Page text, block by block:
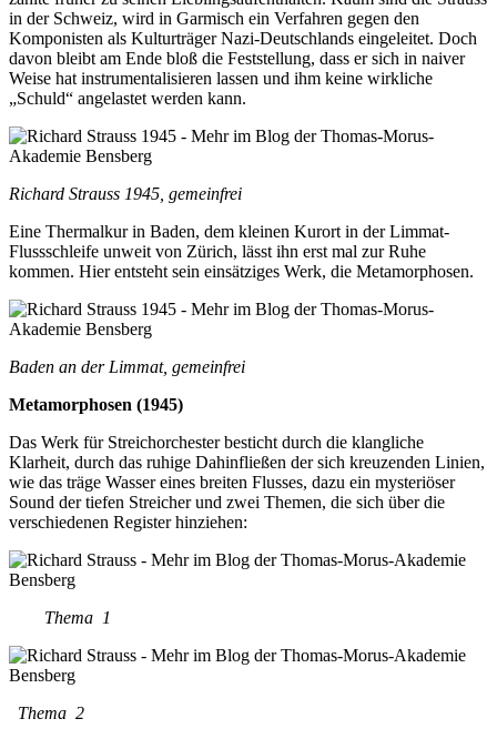
in der Schweiz, wird in Garmisch ein Verfahren gegen den
Komponisten als Kulturträger Nazi-Deutschlands eingeleitet. Doch
davon bleibt am Ende bloß die Feststellung, dass er sich in naiver
Weise hat instrumentalisieren lassen und ihm keine wirkliche
„Schuld“ angelastet werden kann.
Richard Strauss 1945, gemeinfrei
Eine Thermalkur in Baden, dem kleinen Kurort in der Limmat-
Flussschleife unweit von Zürich, lässt ihn erst mal zur Ruhe
kommen. Hier entsteht sein einsätziges Werk, die Metamorphosen.
Baden an der Limmat, gemeinfrei
Metamorphosen (1945)
Das Werk für Streichorchester besticht durch die klangliche
Klarheit, durch das ruhige Dahinfließen der sich kreuzenden Linien,
wie das träge Wasser eines breiten Flusses, dazu ein mysteriöser
Sound der tiefen Streicher und zwei Themen, die sich über die
verschiedenen Register hinziehen:
Thema 1
Thema 2